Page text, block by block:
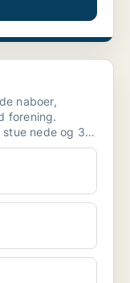
naboer,
forening.
nede og 3